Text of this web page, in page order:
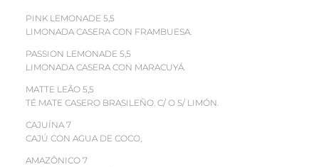
PINK LEMONADE 5,5
LIMONADA CASERA CON FRAMBUESA.
PASSION LEMONADE 5,5
LIMONADA CASERA CON MARACUYÁ.
MATTE LEÃO 5,5
TÉ MATE CASERO BRASILEÑO. C/ O S/ LIMÓN.
CAJUÍNA 7
CAJÚ CON AGUA DE COCO,
AMAZÔNICO 7